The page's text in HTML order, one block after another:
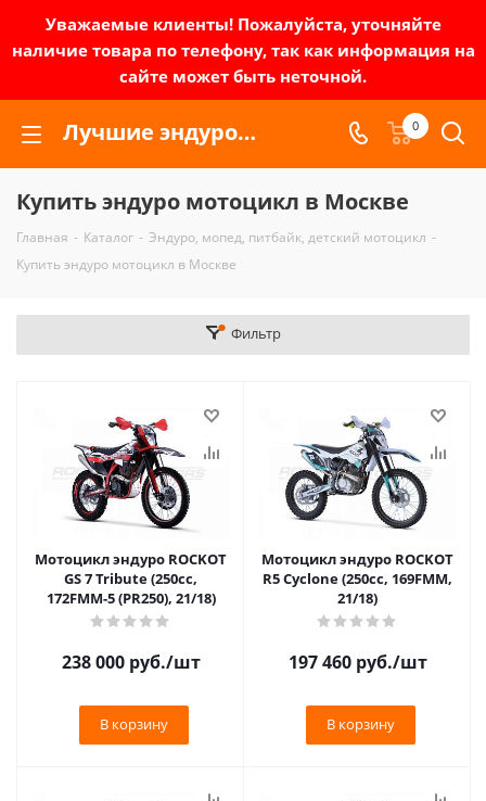
Уважаемые клиенты! Пожалуйста, уточняйте
наличие товара по телефону, так как информация на
сайте может быть неточной.
Лучшие эндуро мотоциклы, официально от дилера 0
Купить эндуро мотоцикл в Москве
Главная - Каталог - Эндуро, мопед, питбайк, детский мотоцикл -
Купить эндуро мотоцикл в Москве
Фильтр
Мотоцикл эндуро ROCKOT
GS 7 Tribute (250cc,
172FMM-5 (PR250), 21/18)
238 000руб./шт
В корзину
Мотоцикл эндуро ROCKOT
R5 Cyclone (250сс, 169FMM,
21/18)
197 460руб./шт
В корзину